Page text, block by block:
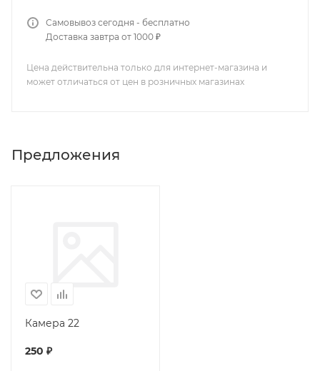
Самовывоз сегодня - бесплатно
Доставка завтра от 1000 ₽
Цена действительна только для интернет-магазина и
может отличаться от цен в розничных магазинах
Предложения
Камера 22
250 ₽